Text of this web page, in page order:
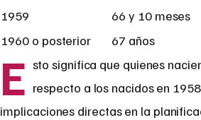
1959
66 y 10 meses
1960 o posterior
67 años
E sto significa que quienes
respecto a los nacidos en
implicaciones directas en la